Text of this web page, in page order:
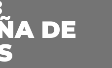
DE